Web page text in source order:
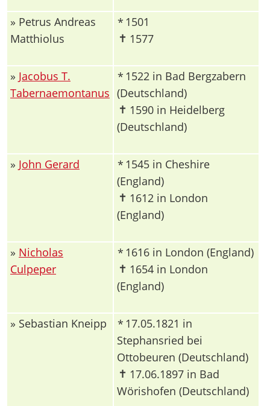
» Petrus Andreas
Matthiolus
* 1501
✝ 1577
» Jacobus T.
Tabernaemontanus
* 1522 in Bad Bergzabern
(Deutschland)
✝ 1590 in Heidelberg
(Deutschland)
» John Gerard * 1545 in Cheshire
(England)
✝ 1612 in London
(England)
» Nicholas
Culpeper
* 1616 in London (England)
✝ 1654 in London
(England)
» Sebastian Kneipp * 17.05.1821 in
Stephansried bei
Ottobeuren (Deutschland)
✝ 17.06.1897 in Bad
Wörishofen (Deutschland)